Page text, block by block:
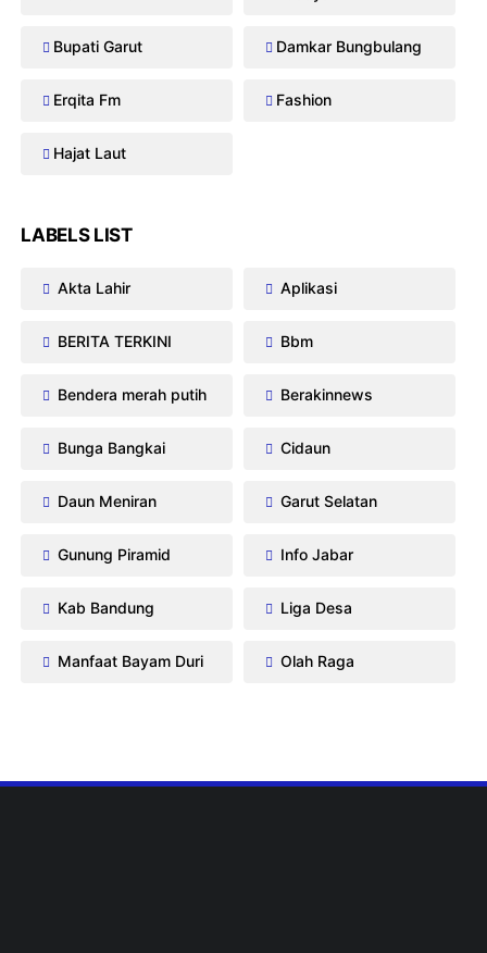
Bupati Garut Damkar Bungbulang
Erqita Fm Fashion
Hajat Laut
LABELS LIST
Akta Lahir Aplikasi
BERITA TERKINI Bbm
Bendera merah putih Berakinnews
Bunga Bangkai Cidaun
Daun Meniran Garut Selatan
Gunung Piramid Info Jabar
Kab Bandung Liga Desa
Manfaat Bayam Duri Olah Raga